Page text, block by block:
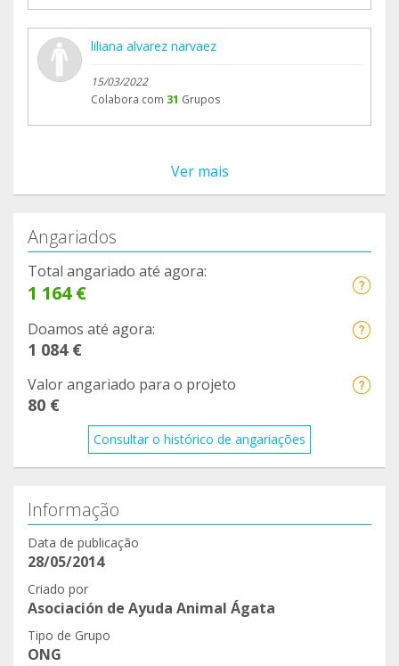
liliana alvarez narvaez
15/03/2022
Colabora com 31 Grupos
Ver mais
Angariados
Total angariado até agora:
1 164 €
Doamos até agora:
1 084 €
Valor angariado para o projeto
80 €
Consultar o histórico de angariações
Informação
Data de publicação
28/05/2014
Criado por
Asociación de Ayuda Animal Ágata
Tipo de Grupo
ONG